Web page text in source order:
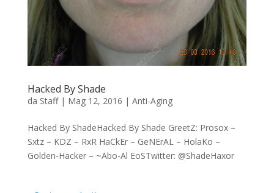
Hacked By Shade
da Staff| Mag 12, 2016 | Anti-Aging
Hacked By ShadeHacked By Shade GreetZ: Prosox –
Sxtz – KDZ – RxR HaCkEr – GeNErAL – HolaKo –
Golden-Hacker – ~Abo-Al EoSTwitter: @ShadeHaxor